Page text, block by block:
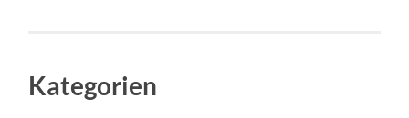
Kategorien